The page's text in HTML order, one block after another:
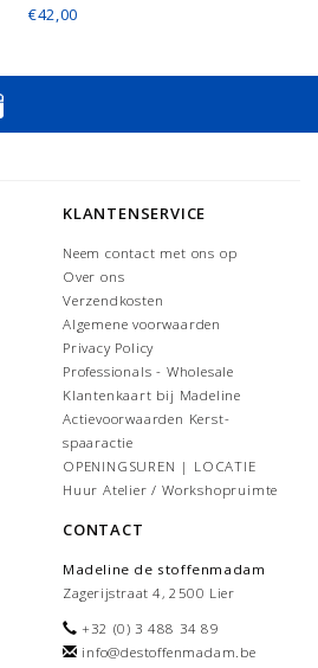
€42,00
KLANTENSERVICE
Neem contact met ons op
Over ons
Verzendkosten
Algemene voorwaarden
Privacy Policy
Professionals - Wholesale
Klantenkaart bij Madeline
Actievoorwaarden Kerst-
spaaractie
OPENINGSUREN | LOCATIE
Huur Atelier / Workshopruimte
CONTACT
Madeline de stoffenmadam
Zagerijstraat 4, 2500 Lier
+32 (0) 3 488 34 89
info@destoffenmadam.be